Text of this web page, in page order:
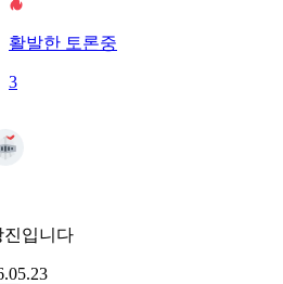
활발한 토론중
3
진입니다